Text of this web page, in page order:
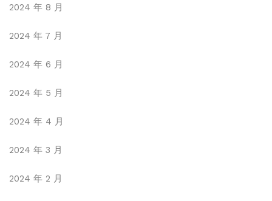
2024 年 8 月
2024 年 7 月
2024 年 6 月
2024 年 5 月
2024 年 4 月
2024 年 3 月
2024 年 2 月